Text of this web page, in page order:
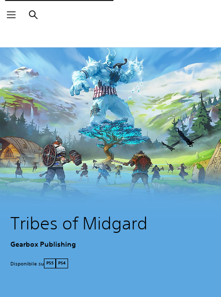
Cerca
Tribes of Midgard
Gearbox Publishing
Disponibile su PS5 PS4